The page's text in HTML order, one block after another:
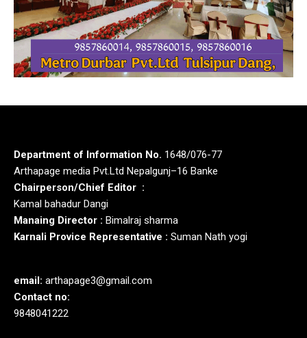
Department of Information No. 1648/076-77
Arthapage media Pvt.Ltd Nepalgunj–16 Banke
Chairperson/Chief Editor :
Kamal bahadur Dangi
Manaing Director : Bimalraj sharma
Karnali Provice Representative : Suman Nath yogi
email: arthapage3@gmail.com
Contact no:
9848041222